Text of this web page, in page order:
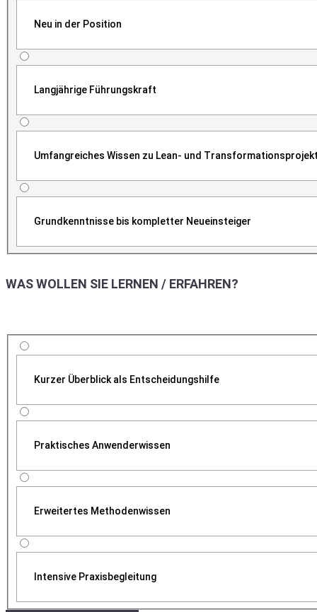
Neu in der Position
Langjährige Führungskraft
Umfangreiches Wissen zu Lean- und
Grundkenntnisse bis kompletter Neueinsteiger
WAS WOLLEN SIE LERNEN / ERFAHREN?
Kurzer Überblick als Entscheidungshilfe
Praktisches Anwenderwissen
Erweitertes Methodenwissen
Intensive Praxisbegleitung